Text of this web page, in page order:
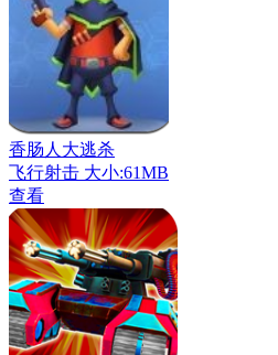
香肠人大逃杀
飞行射击 大小:61MB
查看